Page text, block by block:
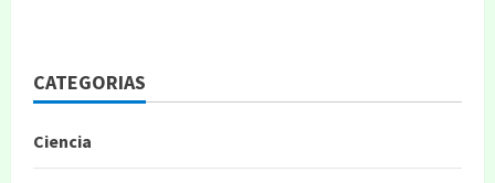
CATEGORIAS
Ciencia